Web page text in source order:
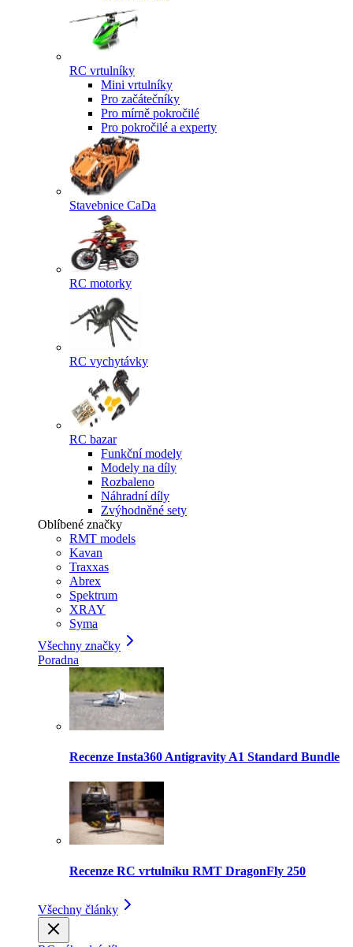
RC vrtulníky
Mini vrtulníky
Pro začátečníky
Pro mírně pokročilé
Pro pokročilé a experty
Stavebnice CaDa
RC motorky
RC vychytávky
RC bazar
Funkční modely
Modely na díly
Rozbaleno
Náhradní díly
Zvýhodněné sety
Oblíbené značky
RMT models
Kavan
Traxxas
Abrex
Spektrum
XRAY
Syma
Všechny značky
Poradna
Recenze Insta360 Antigravity A1 Standard Bundle
Recenze RC vrtulníku RMT DragonFly 250
Všechny články